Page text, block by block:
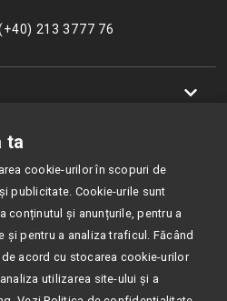
213 3777 76
ta
cookie-urilor în scopuri de
publicitate. Cookie-urile sunt
conținutul și anunțurile, pentru a
pentru a analiza traficul. Făcând
de acord cu stocarea cookie-urilor
utilizarea site-ului și a